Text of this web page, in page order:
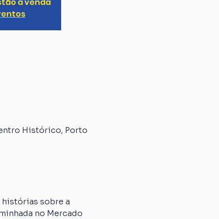
Histórico, Porto
sobre a
no Mercado